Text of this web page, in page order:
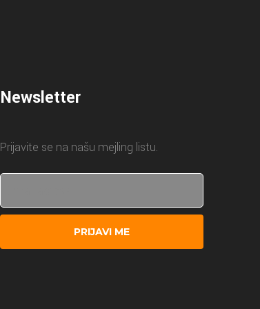
Newsletter
Prijavite se na našu mejling listu.
PRIJAVI ME